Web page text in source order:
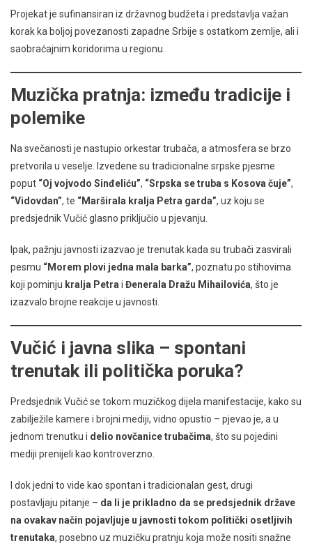
Projekat je sufinansiran iz državnog budžeta i predstavlja važan
korak ka boljoj povezanosti zapadne Srbije s ostatkom zemlje, ali i
saobraćajnim koridorima u regionu.
Muzička pratnja: između tradicije i
polemike
Na svečanosti je nastupio orkestar trubača, a atmosfera se brzo
pretvorila u veselje. Izvedene su tradicionalne srpske pjesme
poput “Oj vojvodo Sinđeliću”, “Srpska se truba s Kosova čuje”,
“Vidovdan”, te “Marširala kralja Petra garda”, uz koju se
predsjednik Vučić glasno priključio u pjevanju.
Ipak, pažnju javnosti izazvao je trenutak kada su trubači zasvirali
pesmu “Morem plovi jedna mala barka”, poznatu po stihovima
koji pominju kralja Petra i Đenerala Dražu Mihailovića, što je
izazvalo brojne reakcije u javnosti.
Vučić i javna slika – spontani
trenutak ili politička poruka?
Predsjednik Vučić se tokom muzičkog dijela manifestacije, kako su
zabilježile kamere i brojni mediji, vidno opustio – pjevao je, a u
jednom trenutku i delio novčanice trubačima, što su pojedini
mediji prenijeli kao kontroverzno.
I dok jedni to vide kao spontan i tradicionalan gest, drugi
postavljaju pitanje – da li je prikladno da se predsjednik države
na ovakav način pojavljuje u javnosti tokom politički osetljivih
trenutaka, posebno uz muzičku pratnju koja može nositi snažne